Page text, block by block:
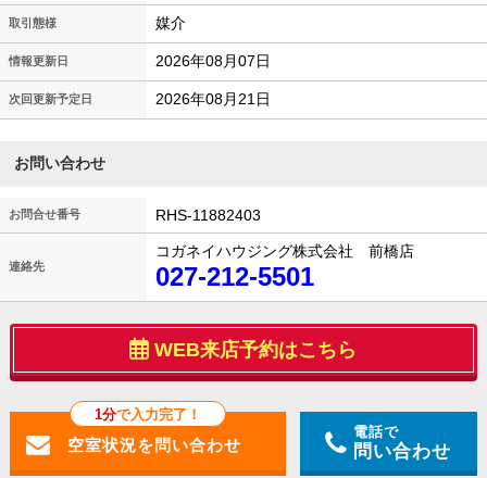
取引態様 媒介
情報更新日 2026年08月07日
次回更新予定日 2026年08月21日
お問い合わせ
お問合せ番号 RHS-11882403
連絡先
コガネイハウジング株式会社 前橋店
027-212-5501
WEB来店予約はこちら
1分で入力完了！
電話で
問い合わせ